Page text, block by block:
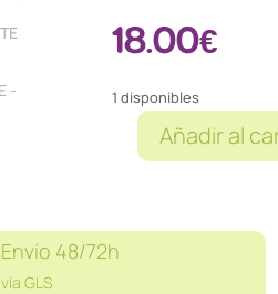
18.00€
1 disponibles
PATINETEAñadir al
Envío 48/72h
vía GLS